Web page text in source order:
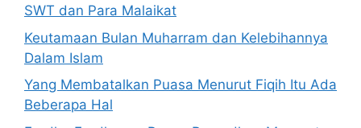
SWT dan Para Malaikat
Keutamaan Bulan Muharram dan Kelebihannya
Dalam Islam
Yang Membatalkan Puasa Menurut Fiqih Itu Ada
Beberapa Hal